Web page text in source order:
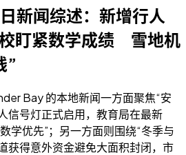
新闻综述：新增行人
盯紧数学成绩 雪地机
”
Bay 的本地新闻一方面聚焦“安
信号灯正式启用，教育局在最新
学优先”；另一方面则围绕“冬季与
获得意外资金避免大面积封闭，市